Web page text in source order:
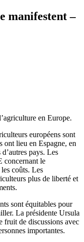
manifestent –
en Europe.
européens sont
ont lieu en Espagne, en
pays. Les
concernant le
coûts. Les
plus de liberté et
sont équitables pour
La présidente Ursula
fruit de discussions avec
importantes.